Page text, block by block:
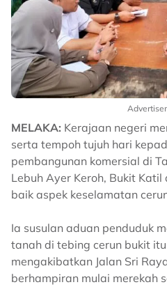
MELAKA: Kerajaan negeri
serta tempoh tujuh hari
pembangunan komersial di
Lebuh Ayer Keroh, Bukit
baik aspek keselamatan
Ia susulan aduan penduduk
tanah di tebing cerun bukit
mengakibatkan Jalan Sri
berhampiran mulai merekah